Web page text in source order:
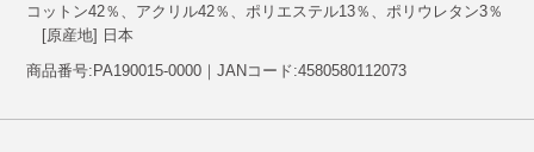
コットン42％、アクリル42％、ポリエステル13％、ポリウレタン3％
[原産地] 日本
商品番号:PA190015-0000｜JANコード:4580580112073